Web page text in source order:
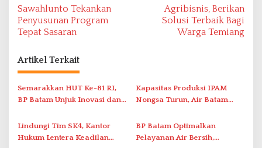
v
i
g
a
s
i
p
o
s
Sawahlunto Tekankan
Penyusunan Program
Tepat Sasaran
Agribisnis, Berikan
Solusi Terbaik Bagi
Warga Temiang
Artikel Terkait
Semarakkan HUT Ke-81 RI,
BP Batam Unjuk Inovasi dan
Pawai Pembangunan
Kapasitas Produksi IPAM
Nongsa Turun, Air Batam
Air
Lindungi Tim SK4, Kantor
Hukum Lentera Keadilan
BP Batam Optimalkan
Pelayanan Air Bersih,